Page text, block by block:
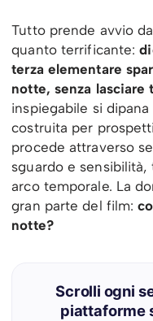
Tutto prende avvio
quanto terrificante:
terza elementare
notte, senza lasciare
inspiegabile si
costruita per
procede attraverso
sguardo e
arco temporale. La
gran parte del film:
notte?
Scrolli ogni
piattaforme